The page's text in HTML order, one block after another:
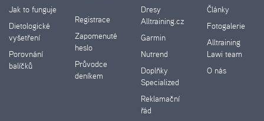
Jak to funguje
Dietologické
vyšetření
Porovnání
balíčků
Registrace
Zapomenuté
heslo
Průvodce
deníkem
Dresy
Alltraining.cz
Garmin
Nutrend
Doplňky
Specialized
Reklamační
řád
Články
Fotogalerie
Alltraining
Lawi team
O nás